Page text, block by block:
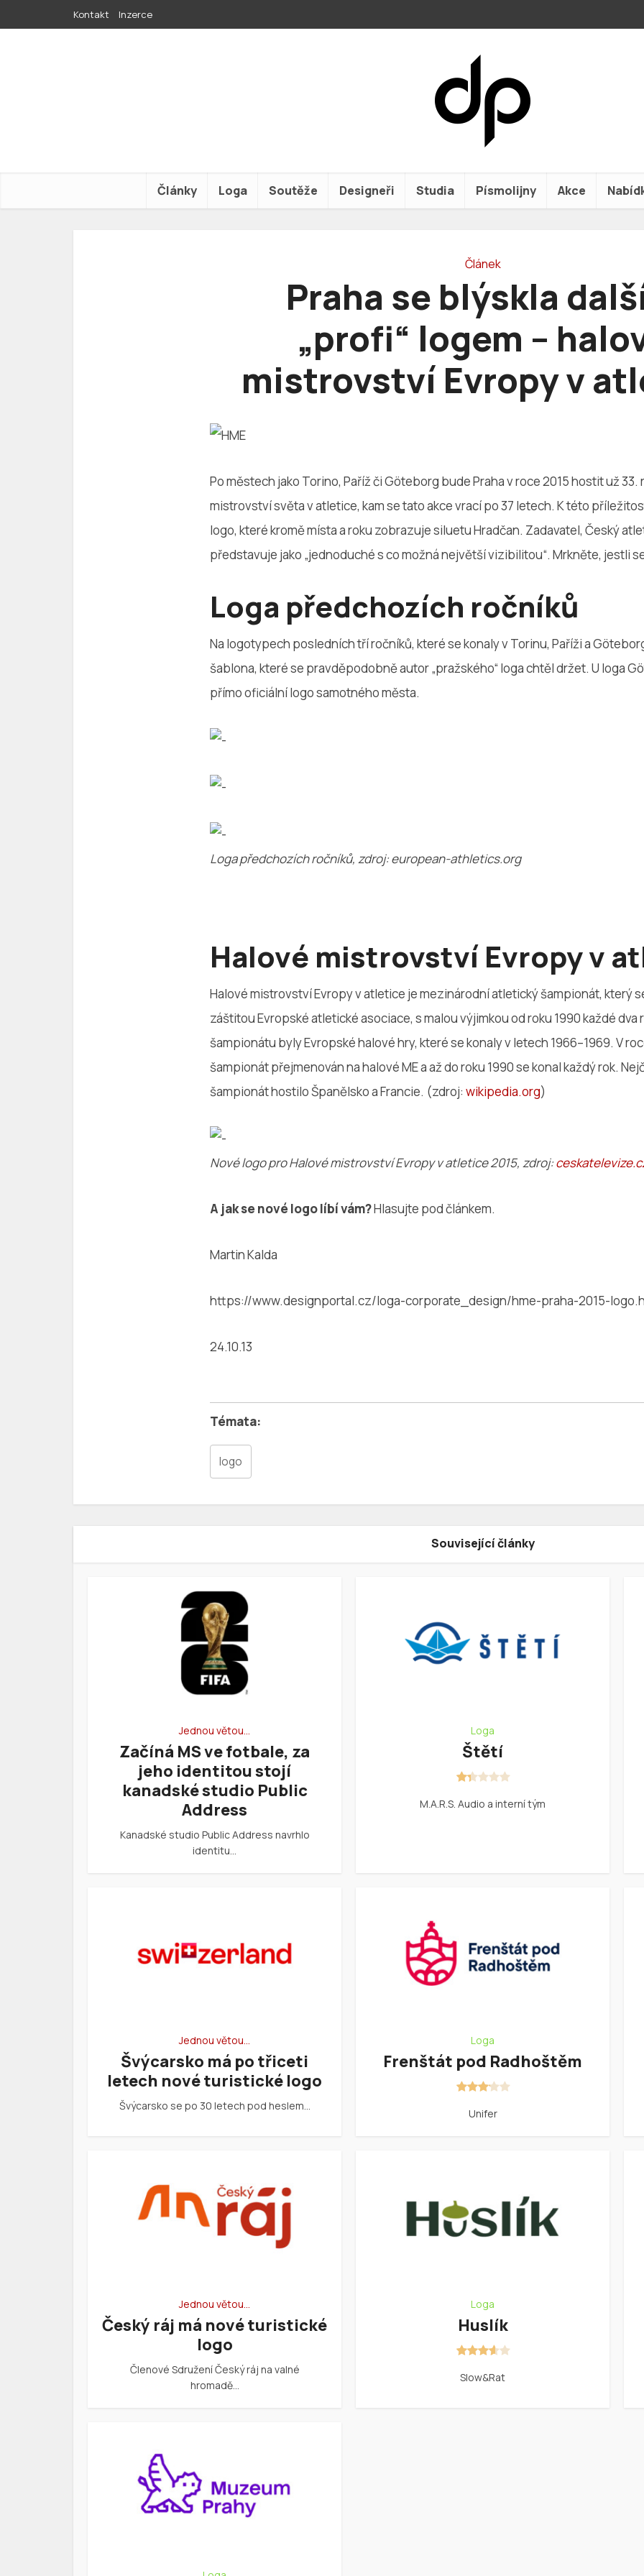
Kontakt Inzerce
Články Loga Soutěže Designeři Studia Písmolijny Akce
Článek
Praha se blýskla
„profi“ logem –
mistrovství Evropy v
Po městech jako Torino, Paříž či Göteborg bude Praha v roce 2015 hostit už
mistrovství světa v atletice, kam se tato akce vrací po 37 letech. K této
logo, které kromě místa a roku zobrazuje siluetu Hradčan. Zadavatel, Český
představuje jako „jednoduché s co možná největší vizibilitou“. Mrkněte, jestli
Loga předchozích ročníků
Na logotypech posledních tří ročníků, které se konaly v Torinu, Paříži a
šablona, které se pravděpodobně autor „pražského“ loga chtěl držet. U loga
přímo oficiální logo samotného města.
Loga předchozích ročníků, zdroj: european-athletics.org
Halové mistrovství Evropy v
Halové mistrovství Evropy v atletice je mezinárodní atletický šampionát, který
záštitou Evropské atletické asociace, s malou výjimkou od roku 1990 každé dva
šampionátu byly Evropské halové hry, které se konaly v letech 1966–1969. V
šampionát přejmenován na halové ME a až do roku 1990 se konal každý rok.
šampionát hostilo Španělsko a Francie. (zdroj: wikipedia.org)
Nové logo pro Halové mistrovství Evropy v atletice 2015, zdroj:
A jak se nové logo líbí vám?Hlasujte pod článkem.
Martin Kalda
https://www.designportal.cz/loga-corporate_design/hme-praha-2015-
24.10.13
logo
Související články
Jednou větou…
Začíná MS ve fotbale, za
jeho identitou stojí
kanadské studio Public
Address
Kanadské studio Public Address navrhlo
identitu…
Loga
Štětí
M.A.R.S. Audio a interní tým
Jednou větou…
Švýcarsko má po třiceti
letech nové turistické logo
Švýcarsko se po 30 letech pod heslem…
Loga
Frenštát pod Radhoštěm
Unifer
Jednou větou…
Český ráj má nové turistické
logo
Členové Sdružení Český ráj na valné
hromadě…
Loga
Huslík
Slow&Rat